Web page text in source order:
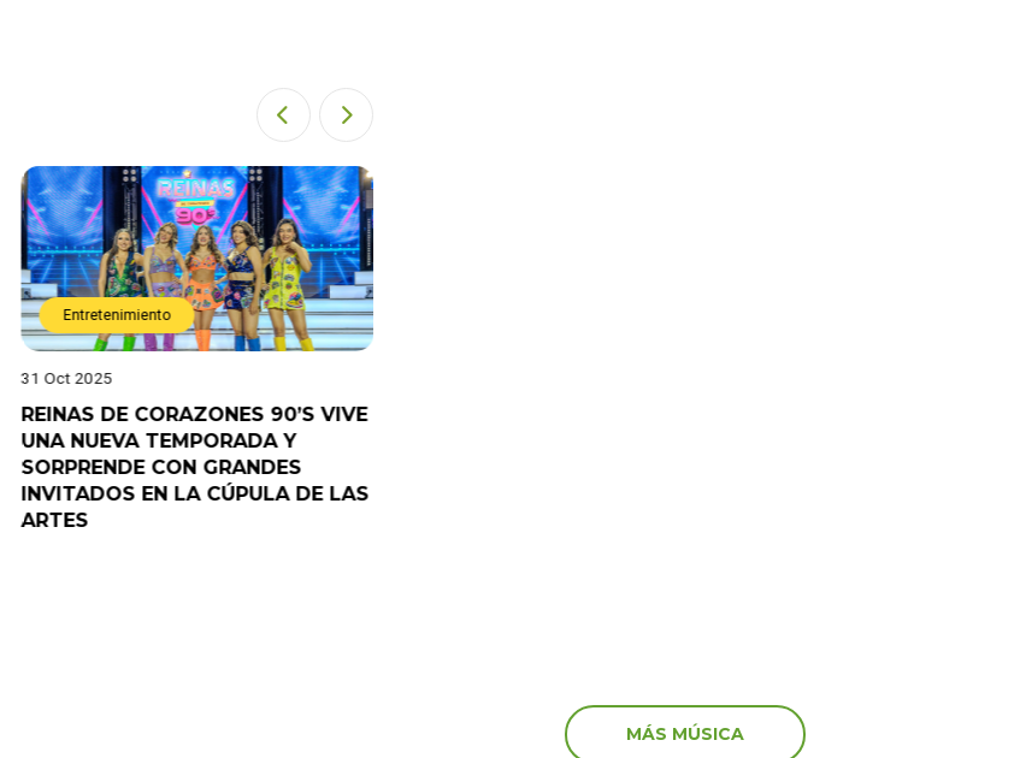
Entretenimiento
31 Oct 2025
REINAS DE CORAZONES 90’S VIVE
UNA NUEVA TEMPORADA Y
SORPRENDE CON GRANDES
INVITADOS EN LA CÚPULA DE LAS
ARTES
MÁS MÚSICA